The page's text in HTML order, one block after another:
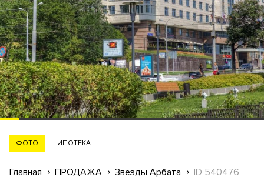
ФОТО ИПОТЕКА
Главная ПРОДАЖА Звезды Арбата ID 540476